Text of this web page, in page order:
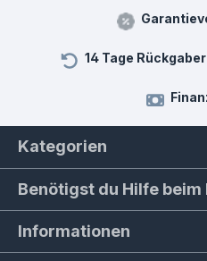
14 Tage
Kategorien
Benötigst du Hilfe beim
Informationen